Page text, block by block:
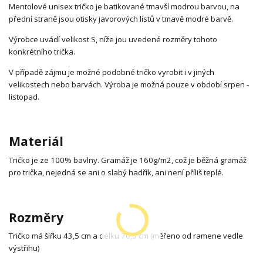
Mentolové unisex tričko je batikované tmavší modrou barvou, na
přední straně jsou otisky javorových listů v tmavě modré barvě.
Výrobce uvádí velikost S, níže jou uvedené rozměry tohoto
konkrétního trička.
V případě zájmu je možné podobné tričko vyrobit i v jiných
velikostech nebo barvách. Výroba je možná pouze v období srpen -
listopad.
Materiál
Tričko je ze 100% bavlny. Gramáž je 160g/m2, což je běžná gramáž
pro trička, nejedná se ani o slabý hadřík, ani není příliš teplé.
Rozměry
Tričko má šířku 43,5 cm a délku 70,5 cm (měřeno od ramene vedle
výstřihu)